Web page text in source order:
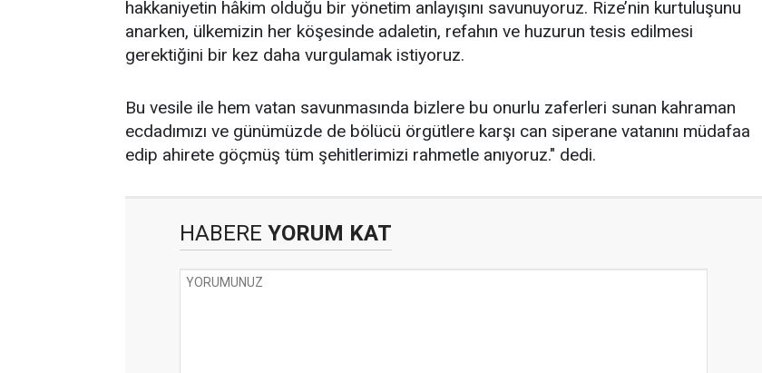
hakkaniyetin hâkim olduğu bir yönetim anlayışını savunuyoruz. Rize’nin kurtuluşunu
anarken, ülkemizin her köşesinde adaletin, refahın ve huzurun tesis edilmesi
gerektiğini bir kez daha vurgulamak istiyoruz.
Bu vesile ile hem vatan savunmasında bizlere bu onurlu zaferleri sunan kahraman
ecdadımızı ve günümüzde de bölücü örgütlere karşı can siperane vatanını müdafaa
edip ahirete göçmüş tüm şehitlerimizi rahmetle anıyoruz." dedi.
HABERE YORUM KAT